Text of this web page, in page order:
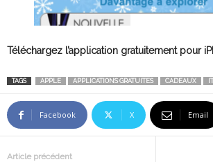
Téléchargez l’application gratuitement pour
TAGS APPLE APPLICATIONS GRATUITES CADEAUX
Facebook X Email
Article précédent